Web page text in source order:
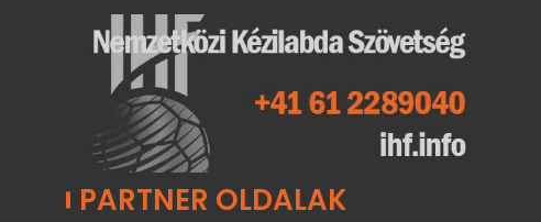
PARTNER OLDALAK